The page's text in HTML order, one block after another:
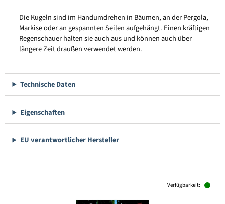
Die Kugeln sind im Handumdrehen in Bäumen, an der Pergola,
Markise oder an gespannten Seilen aufgehängt. Einen kräftigen
Regenschauer halten sie auch aus und können auch über
längere Zeit draußen verwendet werden.
Technische Daten
Eigenschaften
EU verantwortlicher Hersteller
Verfügbarkeit: